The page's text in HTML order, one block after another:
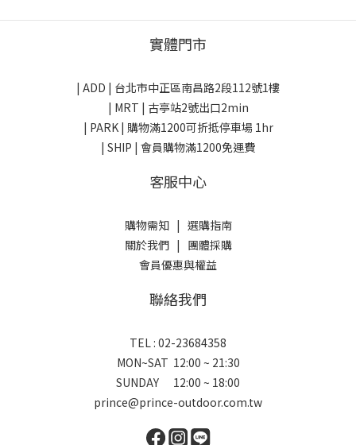
實體門市
| ADD | 台北市中正區南昌路2段112號1樓
| MRT | 古亭站2號出口2min
| PARK | 購物滿1200可折抵停車場 1hr
| SHIP | 會員購物滿1200免運費
客服中心
購物需知| 選購指南
關於我們| 團體採購
會員優惠與權益
聯絡我們
TEL : 02-23684358
MON~SAT 12:00 ~ 21:30
SUNDAY 12:00 ~ 18:00
prince@prince-outdoor.com.tw